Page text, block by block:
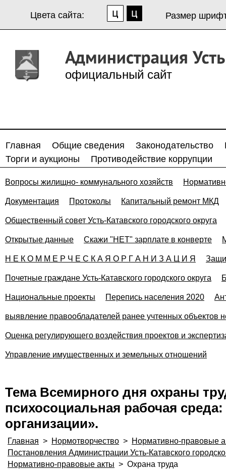
Цвета сайта: Размер
официальный сайт
Главная Общие сведения Законодательство
Торги и аукционы
Противодействие коррупции
Вопросы жилищно- коммунального хозяйств
Документация Протоколы Капитальный ремонт МКД
Общественный совет Усть-Катавского городского округа
Открытые данные Скажи "НЕТ" зарплате в конверте
Н Е К О М М Е Р Ч Е С К А Я О Р Г А Н И З А Ц И Я
Почетные граждане Усть-Катавского городского округа
Национальные проекты Перепись населения 2020
выявление правообладателей ранее учтенных объектов
Оценка регулирующего воздействия проектов и
Управление имущественных и земельных отношений
Тема Всемирного дня охраны
психосоциальная рабочая
организации».
Главная > Нормотворчество > Нормативно-правовые
Постановления Администрации Усть-Катавского
Нормативно-правовые акты > Охрана труда